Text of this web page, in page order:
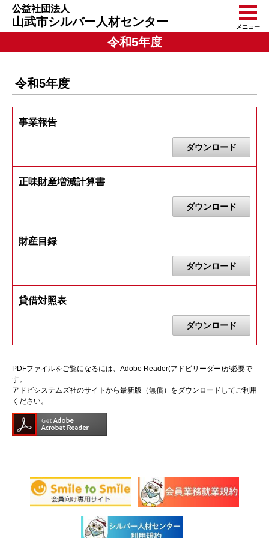
公益社団法人
山武市シルバー人材センター メニュー
令和5年度
令和5年度
事業報告
ダウンロード
正味財産増減計算書
ダウンロード
財産目録
ダウンロード
貸借対照表
ダウンロード
PDFファイルをご覧になるには、Adobe Reader(アドビリーダー)が必要で
す。
アドビシステムズ社のサイトから最新版（無償）をダウンロードしてご利用
ください。